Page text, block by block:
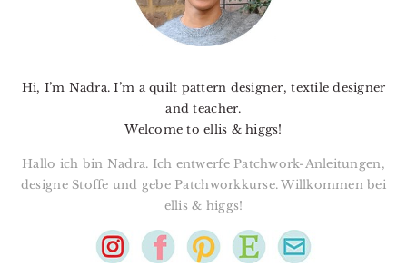
Hi, I’m Nadra. I’m a quilt pattern designer, textile designer
and teacher.
Welcome to ellis & higgs!
Hallo ich bin Nadra. Ich entwerfe Patchwork-Anleitungen,
designe Stoffe und gebe Patchworkkurse. Willkommen bei
ellis & higgs!